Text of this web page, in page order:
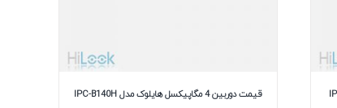
قیمت دوربین 4 مگاپیکسل هایلوک مدل IPC-B140H